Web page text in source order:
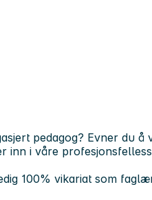
pedagog? Evner du å
inn i våre
100% vikariat som